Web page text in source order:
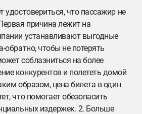
удостовериться, что пассажир не
причина лежит на
устанавливают выгодные
обратно, чтобы не потерять
соблазниться на более
конкурентов и полететь домой
образом, цена билета в один
что помогает обезопасить
издержек. 2. Больше